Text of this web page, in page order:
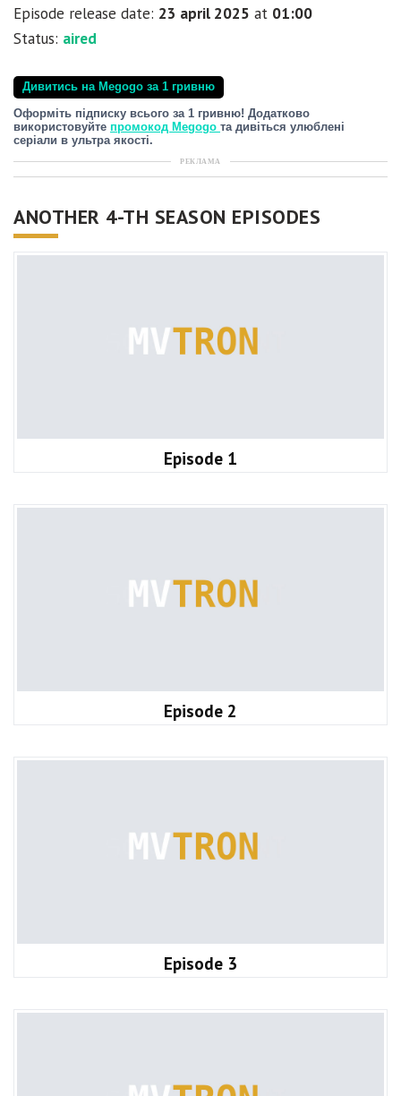
Episode release date: 23 april 2025 at 01:00
Status: aired
Дивитись на Megogo за 1 гривню
Оформіть підписку всього за 1 гривню! Додатково
використовуйте промокод Megogo та дивіться улюблені
серіали в ультра якості.
РЕКЛАМА
ANOTHER 4-TH SEASON EPISODES
Episode 1
Episode 2
Episode 3